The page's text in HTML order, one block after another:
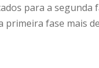
para a segunda
primeira fase mais